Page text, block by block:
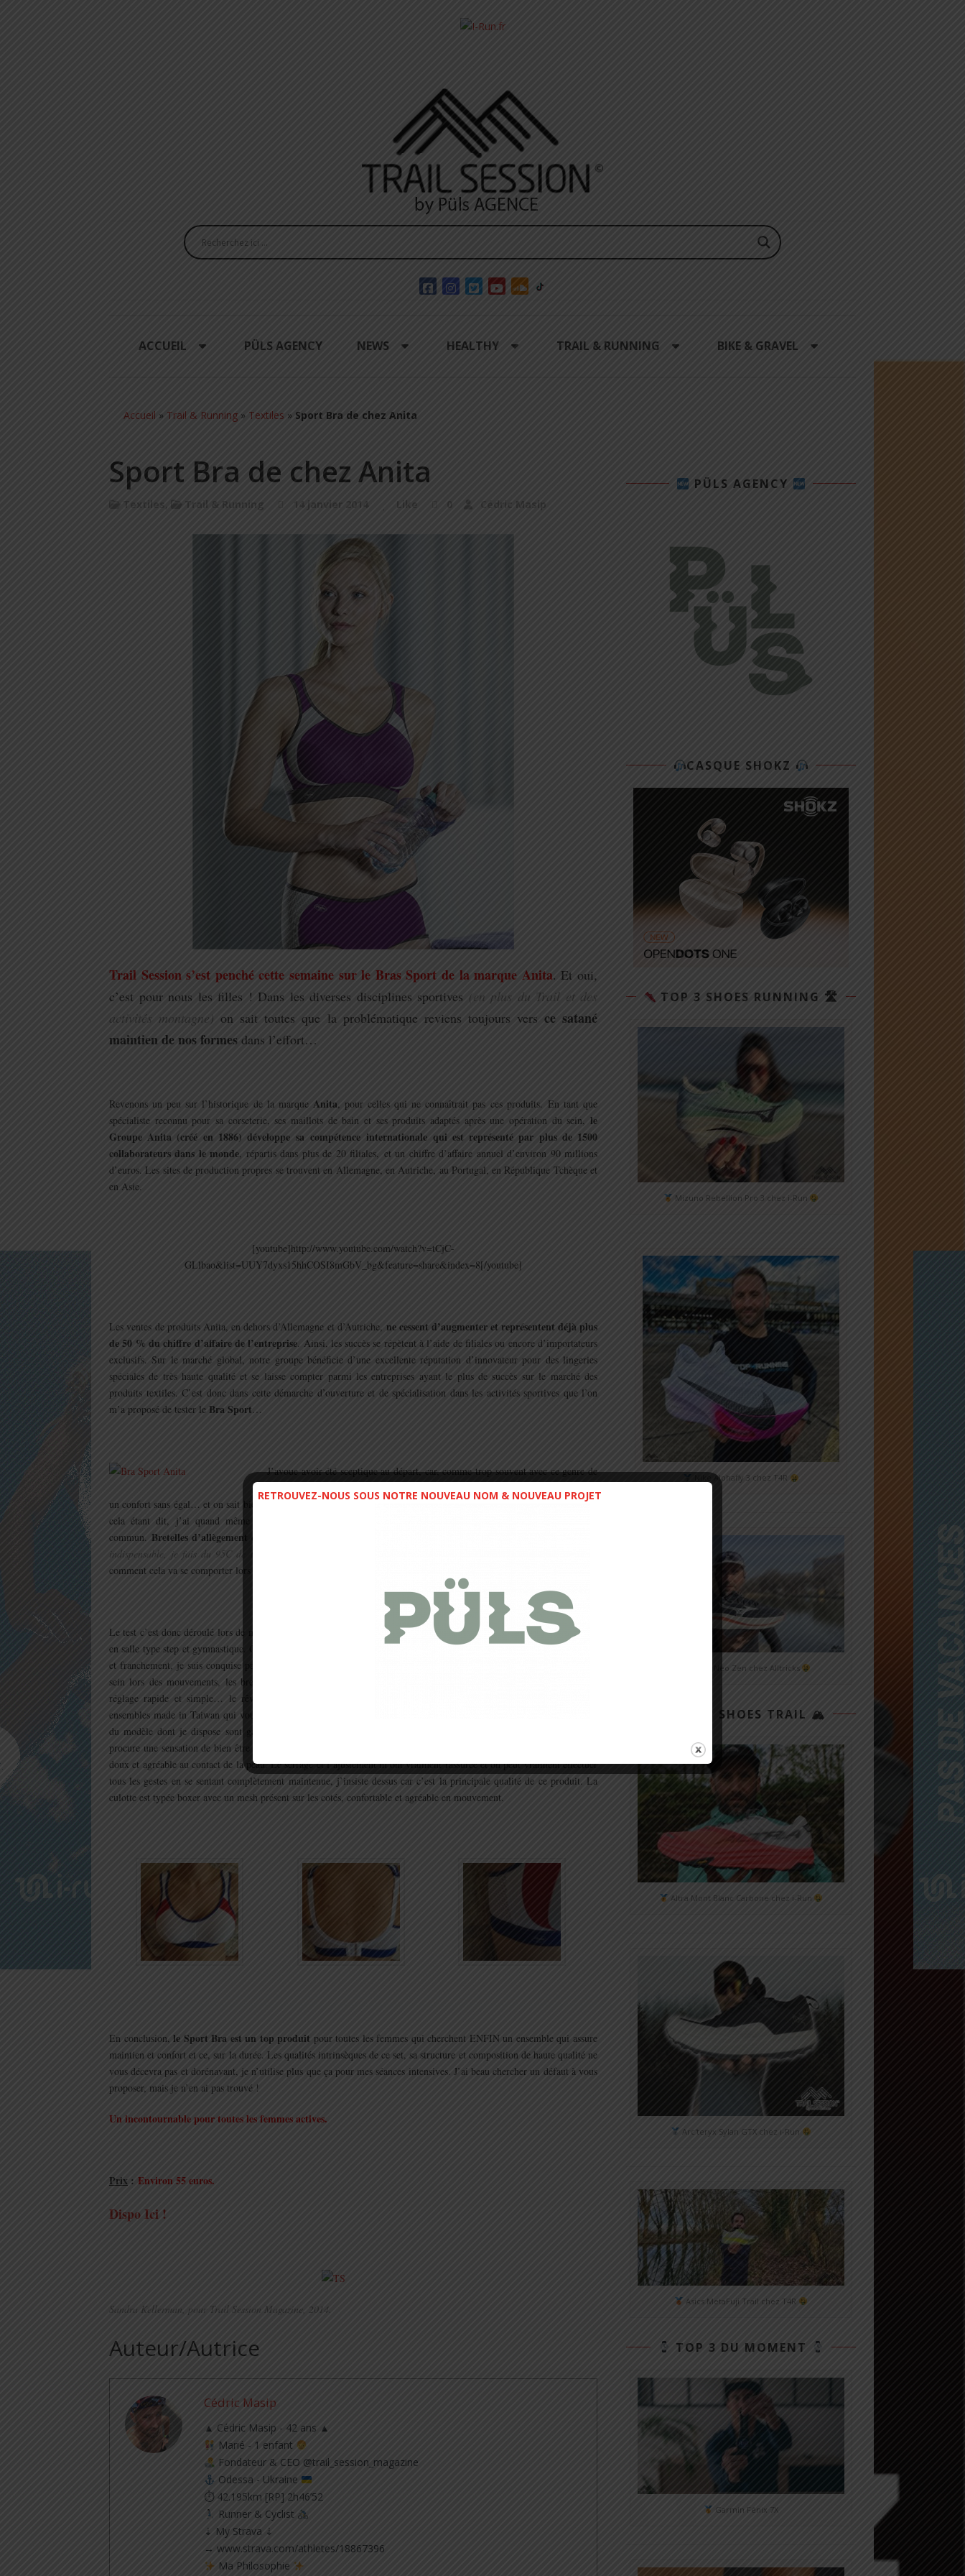
ACCUEIL PÜLS AGENCY NEWS HEALTHY TRAIL & RUNNING BIKE & GRAVEL
Accueil » Trail & Running » Textiles » Sport Bra de chez Anita
Sport Bra de chez Anita
Textiles, Trail & Running 14 janvier 2014 Like 0 Cédric Masip
Trail Session s’est penché cette semaine sur le Bras Sport de la marque Anita. Et oui,
c’est pour nous les filles ! Dans les diverses disciplines sportives (en plus du Trail et des
activités montagne) on sait toutes que la problématique reviens toujours vers ce satané
maintien de nos formes dans l’effort…
Revenons un peu sur l’historique de la marque Anita, pour celles qui ne connaîtrait pas ces produits. En tant que
spécialiste reconnu pour sa corseterie, ses maillots de bain et ses produits adaptés après une opération du sein, le
Groupe Anita (créé en 1886) développe sa compétence internationale qui est représenté par plus de 1500
collaborateurs dans le monde, répartis dans plus de 20 filiales, et un chiffre d’affaire annuel d’environ 90 millions
d’euros. Les sites de production propres se trouvent en Allemagne, en Autriche, au Portugal, en République Tchèque et
en Asie.
[youtube]http://www.youtube.com/watch?v=tCjC-
GLlbao&list=UUY7dyxs15hhCOSI8mGbV_bg&feature=share&index=8[/youtube]
Les ventes de produits Anita, en dehors d’Allemagne et d’Autriche, ne cessent d’augmenter et représentent déjà plus
de 50 % du chiffre d’affaire de l’entreprise. Ainsi, les succès se répètent à l’aide de filiales ou encore d’importateurs
exclusifs. Sur le marché global, notre groupe bénéficie d’une excellente réputation d’innovateur pour des lingeries
spéciales de très haute qualité et se laisse compter parmi les entreprises ayant le plus de succès sur le marché des
produits textiles. C’est donc dans cette démarche d’ouverture et de spécialisation dans les activités sportives que l’on
m’a proposé de tester le Bra Sport…
J’avoue avoir été sceptique au départ, car, comme trop souvent avec ce genre de
un confort sans égal… et on sait bien comment cela fini, ça se détends et c’est galère au bout de quelques lavages. Bref,
cela étant dit, j’ai quand même accepté la mission. D’un premier aspect, il est vrai que le produit n’est pas
commun.Bretelles d’allègement ergonomiques et entièrement molletonnées
indispensable, je fais du 95C de tour de poitrine)
comment cela va se comporter lors de mes séances de sport.
Le test c’est donc déroulé lors de mes sessions de course à pied, elliptique, sport collectif(football notamment)
et sport
en salle type step et gymnastique. Cela fait maintenant pratiquement deux mois que je porte régulièrement le Bra Sport
et franchement, je suis conquise par le produit. Déjà le maintien… pas de baleines qui vous pulvérisent le dessous du
sein lors des mouvements, les bretelles larges qui ne glissent pas
réglage rapide et simple… le rêve.
ensembles made in Taiwan qui vous blessent lors d’utilisations répétées et exigeantes. Les accroches triples à l’arrière
du modèle dont je dispose sont garantes d’un serrage parfait au niveau du bonnet. Sur les cotés, le mesh respirant
procure une sensation de bien être et ventile parfaitement l’ensemble. L’intérieur des bonnets est doublé avec un mesh
doux et agréable au contact de la peau. Le serrage et l’ajustement m’ont vraiment rassurée et on peut vraiment effectuer
tous les gestes en se sentant complètement maintenue, j’insiste dessus car c’est la principale qualité de ce produit. La
culotte est typée boxer avec un mesh présent sur les cotés, confortable et agréable en mouvement.
En conclusion,le Sport Bra est un top produit pour toutes les femmes qui cherchent ENFIN un ensemble qui assure
maintien et confort et ce, sur la durée. Les qualités intrinsèques de ce set, sa structure et composition de haute qualité ne
vous décevra pas et dorénavant, je n’utilise plus que ça pour mes séances intensives. J’ai beau chercher un défaut à vous
proposer, mais je n’en ai pas trouvé !
Un incontournable pour toutes les femmes actives.
Prix : Environ 55 euros.
Dispo Ici !
Sandra Kellerman, pour Trail Session Magazine, 2014.
Auteur/Autrice
Cédric Masip
▲ Cédric Masip - 42 ans ▲
Marié - 1 enfant
Fondateur & CEO @trail_session_magazine
Odessa - Ukraine
⏱ 42.195km [RP] 2h46’52
Runner & Cyclist
⇣ My Strava ⇣
→ www.strava.com/athletes/18867396
Ma Philosophie
PÜLS AGENCY
CASQUE SHOKZ
TOP 3 SHOES RUNNING 🛣
Mizuno Rebellion Pro 3 chez i-Run
Nike Alphafly 3 chez T4R
Mizuno Neo Zen chez Alltricks
TOP 3 SHOES TRAIL 🏔
Altra Mont Blanc Carbone chez i-Run
Arc'teryx Sylan GTX chez i-Run
Asics MetaFuji Trail chez T4R
TOP 3 DU MOMENT
Garmin Fénix 7X
RETROUVEZ-NOUS SOUS NOTRE NOUVEAU NOM & NOUVEAU PROJET